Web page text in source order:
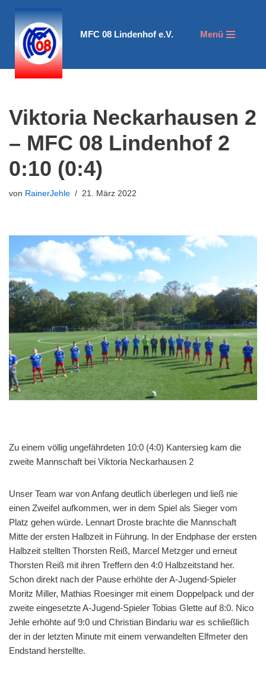
Zum
Inhalt
springen
MFC 08 Lindenhof e.V. Menü
Viktoria Neckarhausen 2
– MFC 08 Lindenhof 2
0:10 (0:4)
von RainerJehle 21. März 2022
Zu einem völlig ungefährdeten 10:0 (4:0) Kantersieg kam die
zweite Mannschaft bei Viktoria Neckarhausen 2
Unser Team war von Anfang deutlich überlegen und ließ nie
einen Zweifel aufkommen, wer in dem Spiel als Sieger vom
Platz gehen würde. Lennart Droste brachte die Mannschaft
Mitte der ersten Halbzeit in Führung. In der Endphase der ersten
Halbzeit stellten Thorsten Reiß, Marcel Metzger und erneut
Thorsten Reiß mit ihren Treffern den 4:0 Halbzeitstand her.
Schon direkt nach der Pause erhöhte der A-Jugend-Spieler
Moritz Miller, Mathias Roesinger mit einem Doppelpack und der
zweite eingesetzte A-Jugend-Spieler Tobias Glette auf 8:0. Nico
Jehle erhöhte auf 9:0 und Christian Bindariu war es schließlich
der in der letzten Minute mit einem verwandelten Elfmeter den
Endstand herstellte.